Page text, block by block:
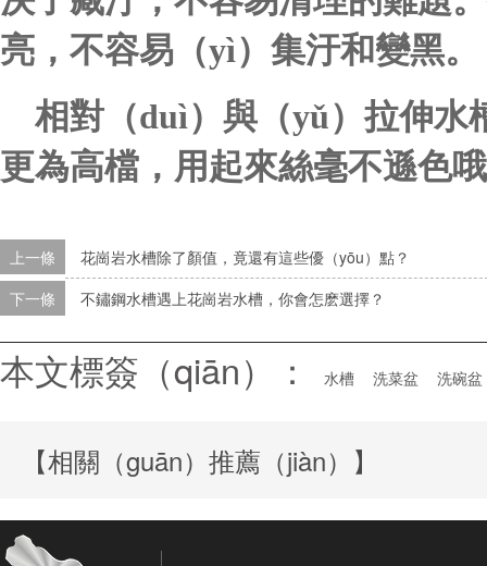
亮，不容易（yì）集汙和變黑。
相對（duì）與（yǔ）拉伸水
更為高檔，用起來絲毫不遜色
上一條
花崗岩水槽除了顏值，竟還有這些優（yōu）點？
下一條
不鏽鋼水槽遇上花崗岩水槽，你會怎麽選擇？
本文標簽（qiān）： 水槽 洗菜盆 洗碗盆
【相關（guān）推薦（jiàn）】